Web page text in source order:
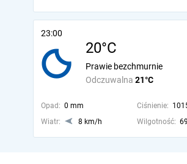
23:00
20°C
Odczuwalna 21°C
Prawie bezchmurnie
Opad: 0 mm Ciśnienie:
Wiatr:
8 km/h Wilgotność: